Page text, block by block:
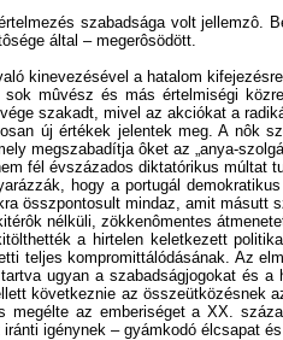
szabadsága volt
által – megerôsödött.
kinevezésével a hatalom
mûvész és más értelmiségi
szakadt, mivel az akciókat a
új értékek jelentek meg. A nôk
megszabadítja ôket az „anya-
fél évszázados diktatórikus
hogy a portugál
összpontosult mindaz, amit másutt
nélküli, zökkenômentes
a hirtelen keletkezett
kompromittálódásának. Az
ugyan a szabadságjogokat és
következnie az
az emberiséget a XX.
igénynek – gyámkodó élcsapat